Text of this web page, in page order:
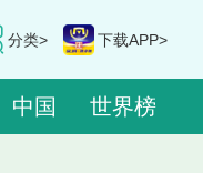
分类> 下载APP>
中国 世界榜